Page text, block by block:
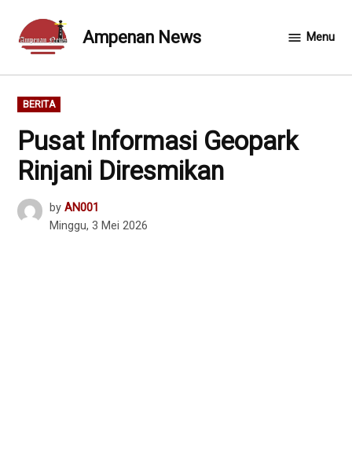
content
Ampenan News Menu
POSTED
IN
BERITA
Pusat Informasi Geopark
Rinjani Diresmikan
by AN001
Minggu, 3 Mei 2026